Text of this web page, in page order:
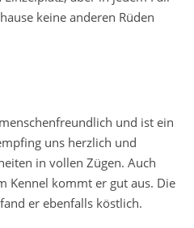
keine anderen Rüden
und ist ein
uns herzlich und
in vollen Zügen. Auch
Kennel kommt er gut aus. Die
er ebenfalls köstlich.